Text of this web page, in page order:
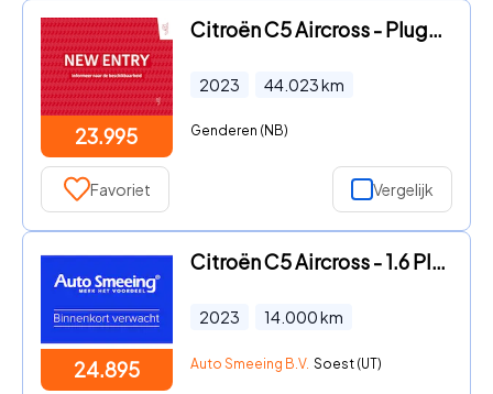
23.995
Citroën C5 Aircross - Plug-in Hybrid 225pk Max | Panoramadak | Binnenkort binnen
2023 44.023km
Genderen (NB)
Favoriet Vergelijk
24.895
Citroën C5 Aircross - 1.6 Plug-in Hybrid 225 Shine | Stoelverwarming | Navigatie |
2023 14.000km
Auto Smeeing B.V. Soest (UT)